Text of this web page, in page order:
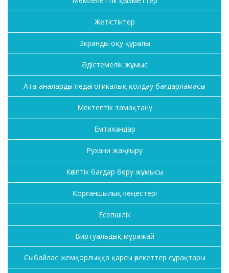
Жетістіктер
Экранды оқу құралы
Әдістемелік жұмыс
Ата-аналарды педагогикалық қолдау бағдарламасы
Мектептік тамақтану
Емтихандар
Рухани жаңғыру
Кәсіптік бағдар беру жұмысы
Қорғаншылық кеңестері
Есепшілік
Виртуальдық мұражай
Сыбайлас жемқорлыққа қарсы әрекеттер сұрақтары